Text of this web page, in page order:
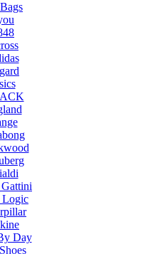
Logic
Day